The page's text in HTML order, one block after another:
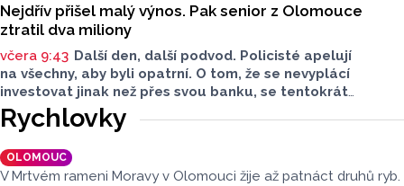
Nejdřív přišel malý výnos. Pak senior z Olomouce
ztratil dva miliony
včera 9:43 Další den, další podvod. Policisté apelují
na všechny, aby byli opatrní. O tom, že se nevyplácí
investovat jinak než přes svou banku, se tentokrát
přesvědčil senior z Olomouce. Stálo ho to však zhruba dva
miliony. Policisté radí, abyste si nabídky investic pečlivě
zkontrolovali.
Rychlovky
OLOMOUC
V Mrtvém rameni Moravy v Olomouci žije až patnáct druhů ryb.